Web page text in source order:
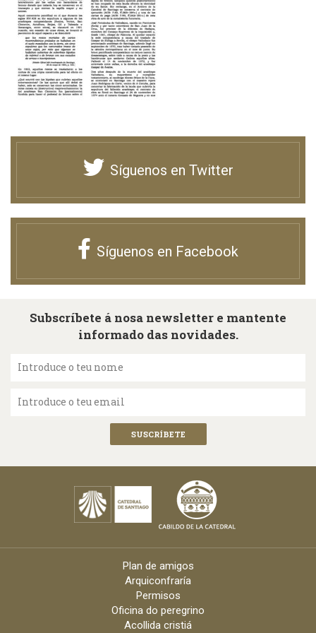
Síguenos en Twitter
Síguenos en Facebook
Subscríbete á nosa newsletter e mantente
informado das novidades.
Introduce o teu nome
Introduce o teu email
Plan de amigos
Arquiconfraría
Permisos
Oficina do peregrino
Acollida cristiá